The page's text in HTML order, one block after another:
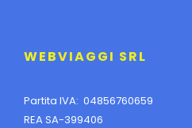
WEBVIAGGI SRL
Partita IVA: 04856760659
REA SA-399406